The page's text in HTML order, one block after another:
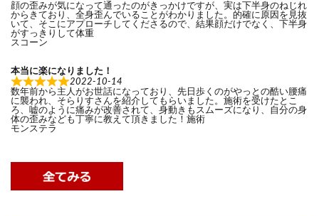
顔の歪みが気になって通ったのがきっかけですが、実は下半身のねじれ
からきており、全身歪んでいることがわかりました。的確に原因を見抜
いて、そこにアプローチしてくださるので、結果顔だけでなく、下半身
がすっきりして体重
スコーン
本当に楽になりました！
2022-10-14
数年前から主人がお世話になっており、先日歩くのがやっとの酷い腰痛
に襲われ、そらりすさんを紹介してもらいました。施術を受けたとこ
ろ、嘘のように痛みが改善されて、身動きもスムーズになり、自分の身
体の歪みなども丁寧に教えて頂きました！施術
モンステラ